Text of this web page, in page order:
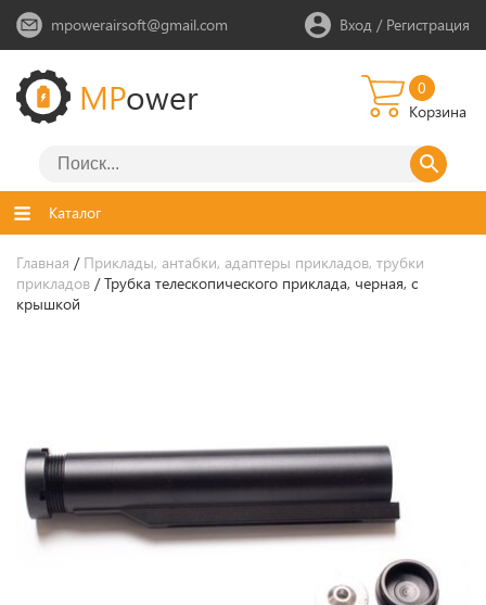
mpowerairsoft@gmail.com Вход / Регистрация
MPower
0
Корзина
Каталог
Главная / Приклады, антабки, адаптеры прикладов, трубки
прикладов / Трубка телескопического приклада, черная, с
крышкой